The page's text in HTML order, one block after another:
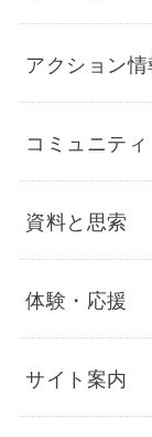
アクション情
コミュニティ
資料と思索
体験・応援
サイト案内